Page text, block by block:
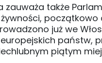
także
już we
państw,
piątym